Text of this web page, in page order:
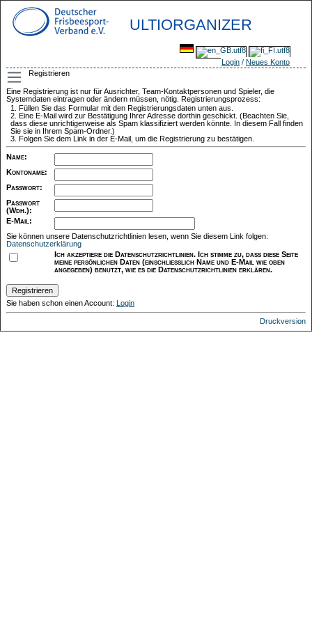
ULTIORGANIZER
Login / Neues Konto
Registrieren
Eine Registrierung ist nur für Ausrichter, Team-Kontaktpersonen und Spieler, die
Systemdaten eintragen oder ändern müssen, nötig. Registrierungsprozess:
Füllen Sie das Formular mit den Registrierungsdaten unten aus.
Eine E-Mail wird zur Bestätigung Ihrer Adresse dorthin geschickt. (Beachten Sie,
dass diese unrichtigerweise als Spam klassifiziert werden könnte. In diesem Fall finden
Sie sie in Ihrem Spam-Ordner.)
Folgen Sie dem Link in der E-Mail, um die Registrierung zu bestätigen.
Name:
Kontoname:
Passwort:
Passwort
(Wdh.):
E-Mail :
Sie können unsere Datenschutzrichtlinien lesen, wenn Sie diesem Link folgen:
Datenschutzerklärung
Ich akzeptiere die Datenschutzrichtlinien. Ich stimme zu, dass diese Seite
meine persönlichen Daten (einschließlich Name und E-Mail wie oben
angegeben) benutzt, wie es die Datenschutzrichtlinien erklären.
Sie haben schon einen Account: Login
Druckversion